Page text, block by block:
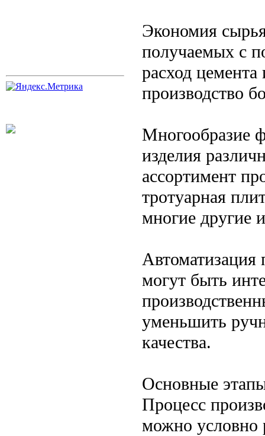
Экономия
получаемых с
расход
производство
Многообразие
изделия
ассортимент
тротуарная
многие другие
Автоматизация
могут быть
уменьшить
качества.
Основные
Процесс
можно условно